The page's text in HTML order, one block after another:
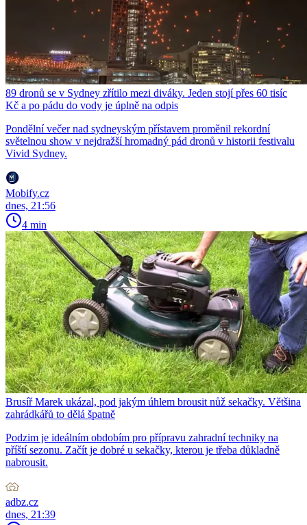
89 dronů se v Sydney zřítilo mezi diváky. Jeden stojí přes 60 tisíc
Kč a po pádu do vody je úplně na odpis
Pondělní večer nad sydneyským přístavem proměnil rekordní
světelnou show v nejdražší hromadný pád dronů v historii festivalu
Vivid Sydney.
Mobify.cz
dnes, 21:56
4 min
Brusíř Marek ukázal, pod jakým úhlem brousit nůž sekačky. Většina
zahrádkářů to dělá špatně
Podzim je ideálním obdobím pro přípravu zahradní techniky na
příští sezonu. Začít je dobré u sekačky, kterou je třeba důkladně
nabrousit.
adbz.cz
dnes, 21:39